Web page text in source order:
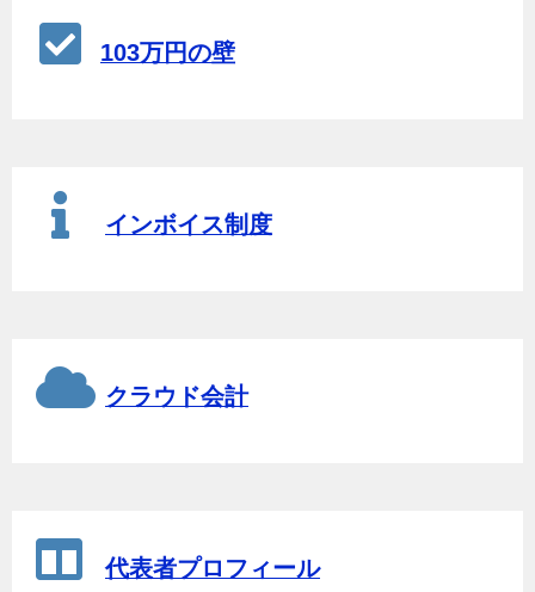
103万円の壁
インボイス制度
クラウド会計
代表者プロフィール